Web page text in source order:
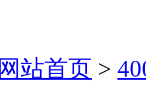
网站首页 >